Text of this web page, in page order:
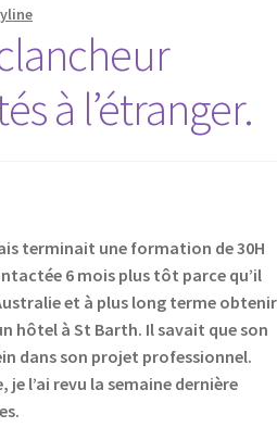
à l’étranger.
terminait une formation de 30H
6 mois plus tôt parce qu’il
et à plus long terme obtenir
hôtel à St Barth. Il savait que son
dans son projet professionnel.
je l’ai revu la semaine dernière